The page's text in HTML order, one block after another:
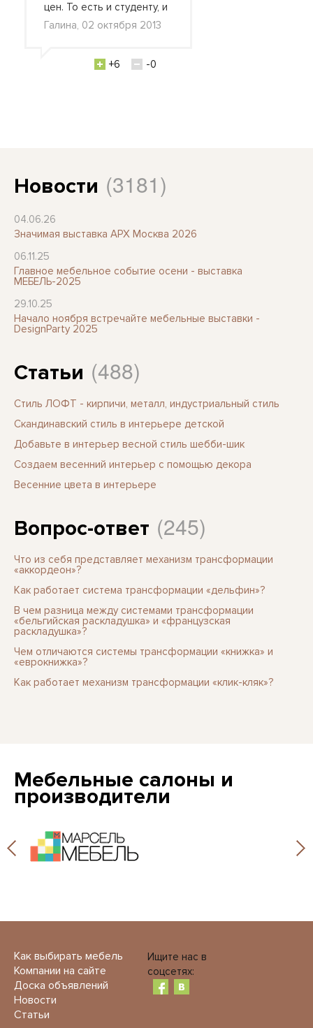
цен. То есть и студенту, и
Галина, 02 октября 2013
+6 -0
Новости (3181)
04.06.26
Значимая выставка АРХ Москва 2026
06.11.25
Главное мебельное событие осени - выставка
МЕБЕЛЬ-2025
29.10.25
Начало ноября встречайте мебельные выставки -
DesignParty 2025
Статьи (488)
Стиль ЛОФТ - кирпичи, металл, индустриальный стиль
Скандинавский стиль в интерьере детской
Добавьте в интерьер весной стиль шебби-шик
Создаем весенний интерьер с помощью декора
Весенние цвета в интерьере
Вопрос-ответ (245)
Что из себя представляет механизм трансформации
«аккордеон»?
Как работает система трансформации «дельфин»?
В чем разница между системами трансформации
«бельгийская раскладушка» и «французская
раскладушка»?
Чем отличаются системы трансформации «книжка» и
«еврокнижка»?
Как работает механизм трансформации «клик-кляк»?
Мебельные салоны и
производители
Как выбирать мебель
Компании на сайте
Доска объявлений
Новости
Статьи
Ищите нас в
соцсетях: